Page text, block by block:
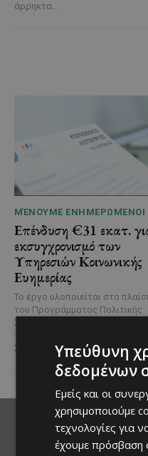
άρρηκτα...
ΜΈΝΟΥΜΕ ΕΝΗΜΕΡΩΜΈΝΟΙ
Επένδυση €31 εκατ.
εκσυγχρονισμό των
Υπηρεσιών Κοινωνικής
Ευημερίας
Το έργο υλοποιείται στο
του Προγράμματος Πολιτικής
Συνοχής «ΘΑΛΕΙΑ2021-2027», με
τη συγχρηματοδότησης της ΕΕ
Σε μία από τις...Υπεύθυνη
δεδομένων
Εμείς και οι
χρησιμοποιούμε
τεχνολογίες για
έχουμε πρόσβαση